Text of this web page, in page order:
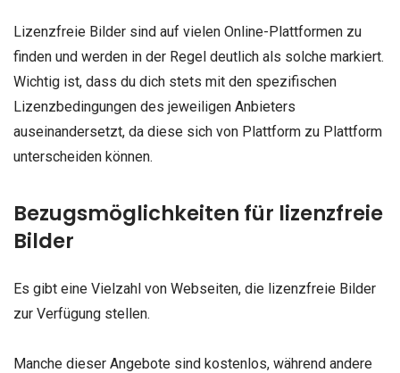
Lizenzfreie Bilder sind auf vielen Online-Plattformen zu
finden und werden in der Regel deutlich als solche markiert.
Wichtig ist, dass du dich stets mit den spezifischen
Lizenzbedingungen des jeweiligen Anbieters
auseinandersetzt, da diese sich von Plattform zu Plattform
unterscheiden können.
Bezugsmöglichkeiten für lizenzfreie
Bilder
Es gibt eine Vielzahl von Webseiten, die lizenzfreie Bilder
zur Verfügung stellen.
Manche dieser Angebote sind kostenlos, während andere